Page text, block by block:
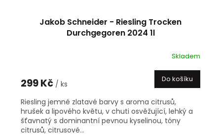
Jakob Schneider - Riesling Trocken
Durchgegoren 2024 1l
Skladem
299 Kč / ks
Do košíku
Riesling jemné zlatavé barvy s aroma citrusů,
hrušek a lipového květu, v chuti osvěžující, lehký a
šťavnatý s dominantní pevnou kyselinou, tóny
citrusů, citrusové...